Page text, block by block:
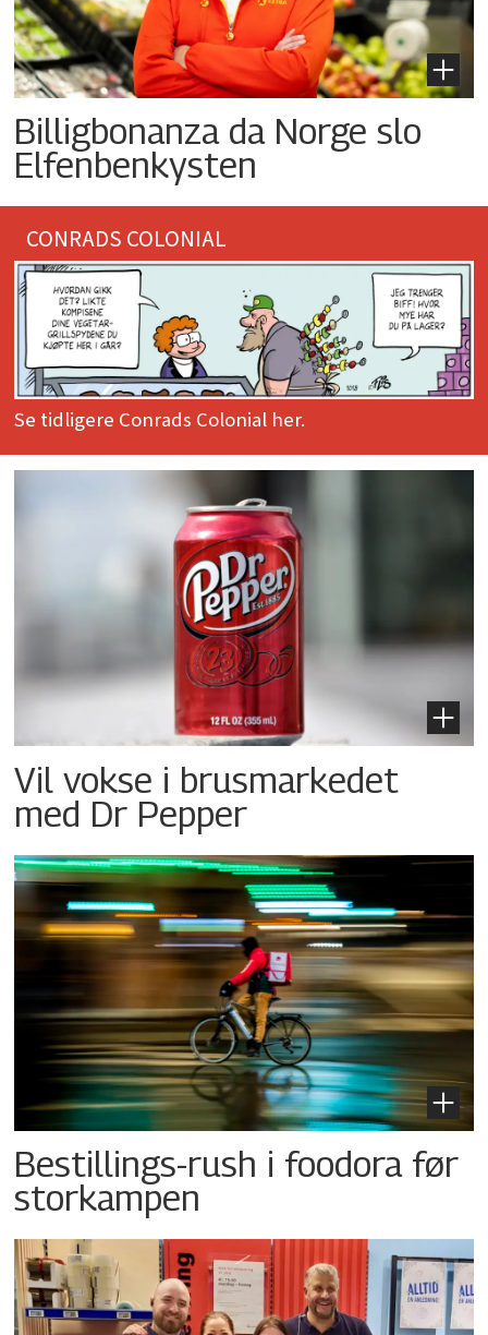
Billigbonanza da Norge slo
Elfenbenkysten
CONRADS COLONIAL
Se tidligere Conrads Colonial her.
Vil vokse i brusmarkedet
med Dr Pepper
Bestillings-rush i foodora før
storkampen